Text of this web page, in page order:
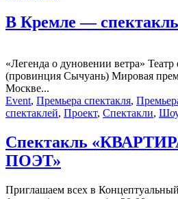
В Кремле —
«Легенда о дуновении ветра»
(провинция Сычуань) Мировая
Москве...
Event, Премьера спектакля,
спектаклей, Проект, Спектакли,
Спектакль
ПОЭТ»
Приглашаем всех в